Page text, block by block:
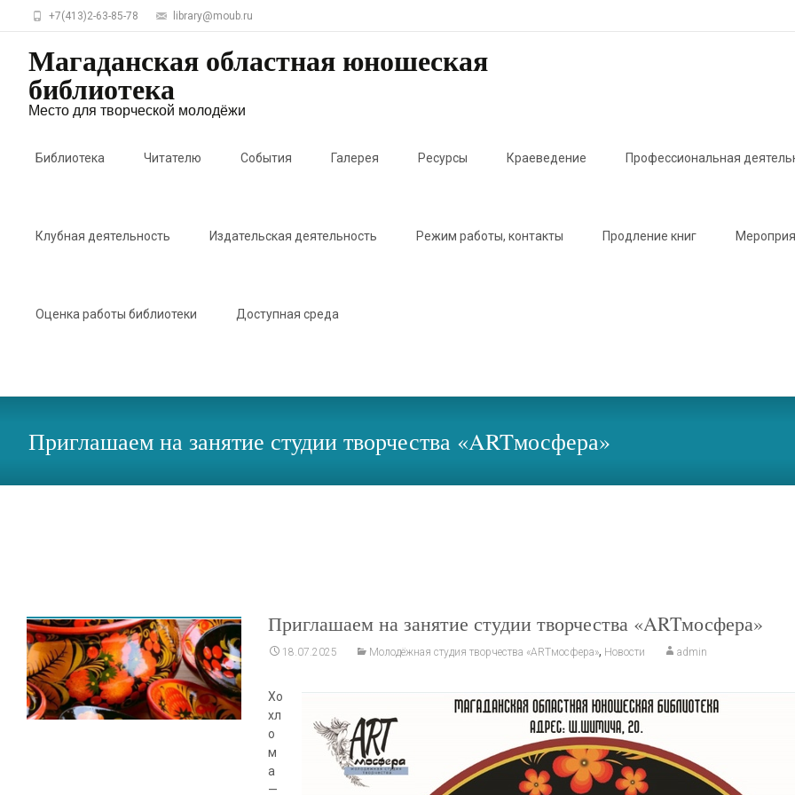
+7(413)2-63-85-78 library@moub.ru
Магаданская областная юношеская
библиотека
Место для творческой молодёжи
Библиотека Читателю События Галерея Ресурсы Краеведение Профессиональная
Клубная деятельность Издательская деятельность Режим работы, контакты Продление книг
Оценка работы библиотеки Доступная среда
Приглашаем на занятие студии творчества «ARTмосфера»
Приглашаем на занятие студии творчества «ARTмосфера»
18.07.2025 Молодёжная студия творчества «ARTмосфера», Новости admin
Хо
хл
о
м
а
—